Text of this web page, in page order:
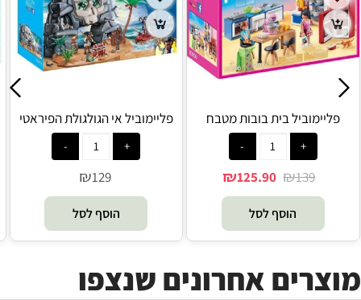
פליימוביל אי הגולגולת הפיראטי
מזוודת נשיאה 70113 - Playmobil
₪129
הוסף לסל
פליימוביל בית בובות מטבח
משפחתי 70206 - Playmobil
₪139
₪125.90
הוסף לסל
מוצרים אחרונים שנצפו